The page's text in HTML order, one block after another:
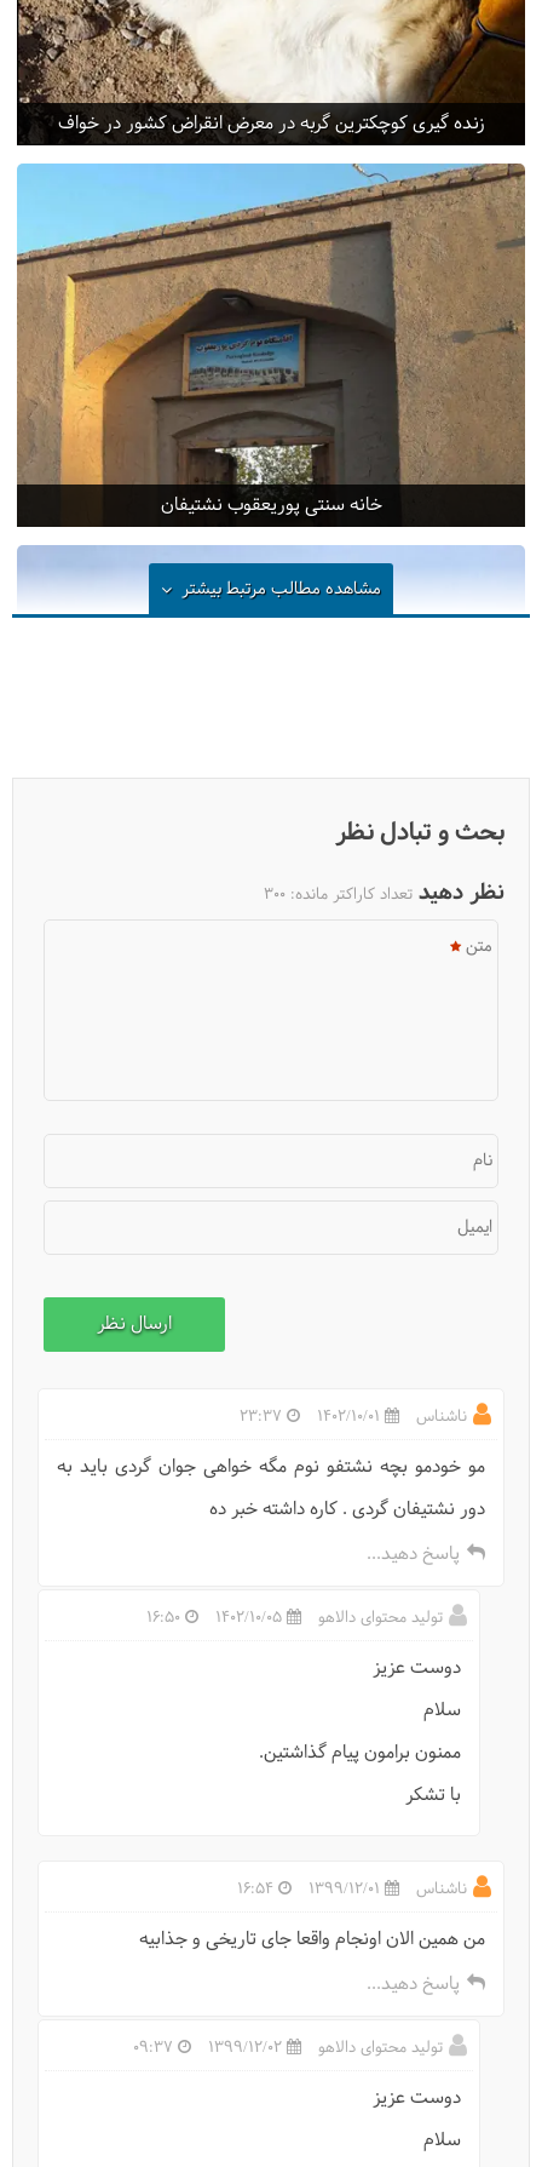
زنده گیری کوچکترین گربه در معرض انقراض کشور در خواف
خانه سنتی پوریعقوب نشتیفان
برج رادکان کردکوی
جهان‌ نما کجاست؟
مشاهده مطالب مرتبطبیشتر
بحث و تبادل نظر
نظر دهید تعداد کاراکتر مانده: 300
متن
نام
ایمیل
ناشناس 1402/10/01
23:37
مو خودمو بچه نشتفو نوم مگه خواهی جوان گردی باید به
دور نشتیفان گردی . کاره داشته خبر ده
پاسخ دهید...
تولید محتوای دالاهو 1402/10/05
16:50
دوست عزیز
سلام
ممنون برامون پیام گذاشتین.
با تشکر
ناشناس 1399/12/01
16:54
من همین الان اونجام واقعا جای تاریخی و جذابیه
پاسخ دهید...
تولید محتوای دالاهو 1399/12/02
09:37
دوست عزیز
سلام